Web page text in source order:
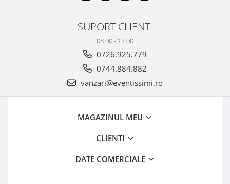
SUPORT CLIENTI
08:00 - 17:00
0726.925.779
0744.884.882
vanzari@eventissimi.ro
MAGAZINUL MEU
CLIENTI
DATE COMERCIALE